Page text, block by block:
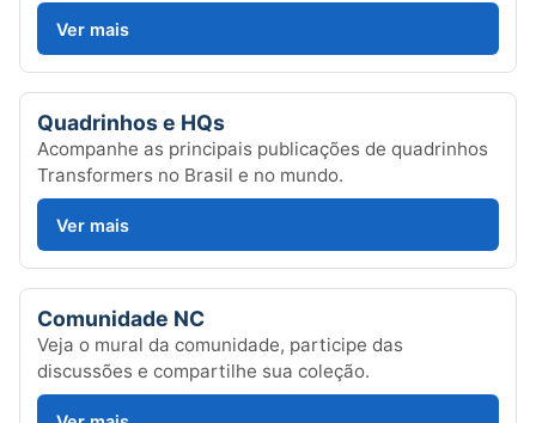
Ver mais
Quadrinhos e HQs
Acompanhe as principais publicações de quadrinhos
Transformers no Brasil e no mundo.
Ver mais
Comunidade NC
Veja o mural da comunidade, participe das
discussões e compartilhe sua coleção.